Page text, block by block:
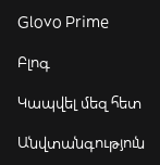
Glovo Prime
Բլոգ
Կապվել մեզ հետ
Անվտանգություն